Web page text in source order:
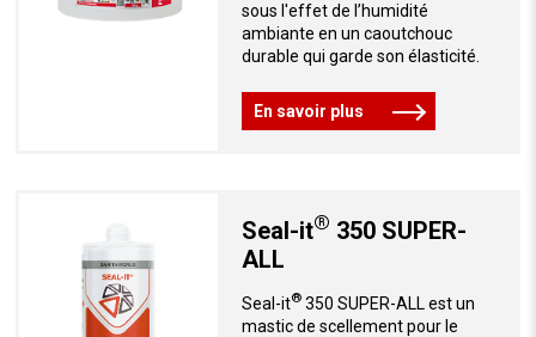
sous l'effet de l’humidité
ambiante en un caoutchouc
durable qui garde son élasticité.
En savoir plus
Seal-it® 350 SUPER-
ALL
Seal-it®350 SUPER-ALL est un
mastic de scellement pour le